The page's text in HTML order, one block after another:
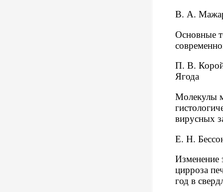
В. А.
Основные
П. В.
Ягода
Молекулы
вирусных
Е. Н.
Изменение
цирроза
год в